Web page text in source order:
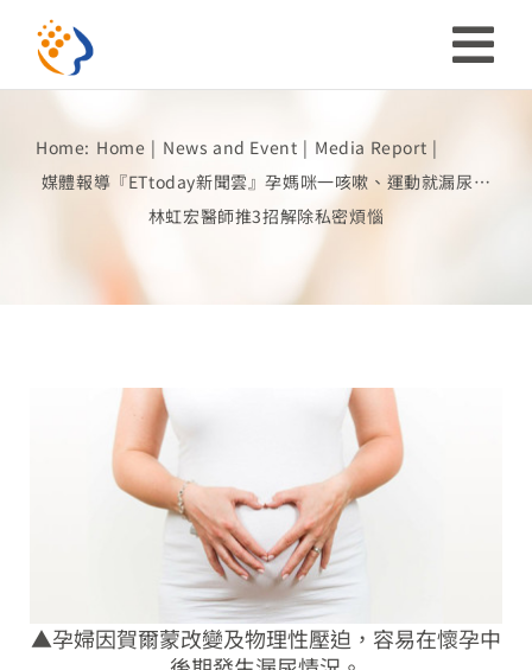
content
Investor
Our Story
Prosperous Society
Our Coverage
Careers
Home: Home News and Event
Media Report
媒體報導『ETtoday新聞雲』孕媽咪一咳嗽、運動就漏尿…
林虹宏醫師推3招解除私密煩惱
▲孕婦因賀爾蒙改變及物理性壓迫，容易在懷孕中